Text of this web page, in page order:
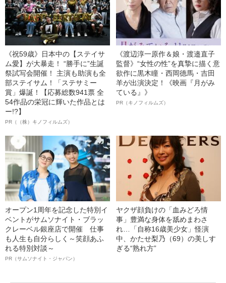
《祝59歳》日本中の【ステイサ
ム愛】が大暴走！ “勝手に”生誕
祭試写会開催！ 主演も助演も全
部ステイサム！「ステサミー
賞」爆誕！【応募総数941票 全
54作品の栄冠に輝いた作品とは
ー!?】
PR（（株）キノフィルムズ）
《渡辺淳一原作＆娘・渡邉直子
監督》“女性の性”を真摯に描く意
欲作に黒木瞳・西岡德馬・吉田
羊が出演決定！《映画『月がみ
ている』》
PR（キノフィルムズ）
オープン1周年を記念した特別イ
ベントがサムソナイト・ブラッ
クレーベル銀座店で開催 仕事
も人生も自分らしく～笑顔あふ
れる特別対談～
PR（サムソナイト・ジャパン）
ヤクザ顔負けの「血みどろ情
事」豊満な身体を舐めまわさ
れ…「自称16歳美少女」怪演
中、かたせ梨乃（69）の美しす
ぎる“熟れ方”